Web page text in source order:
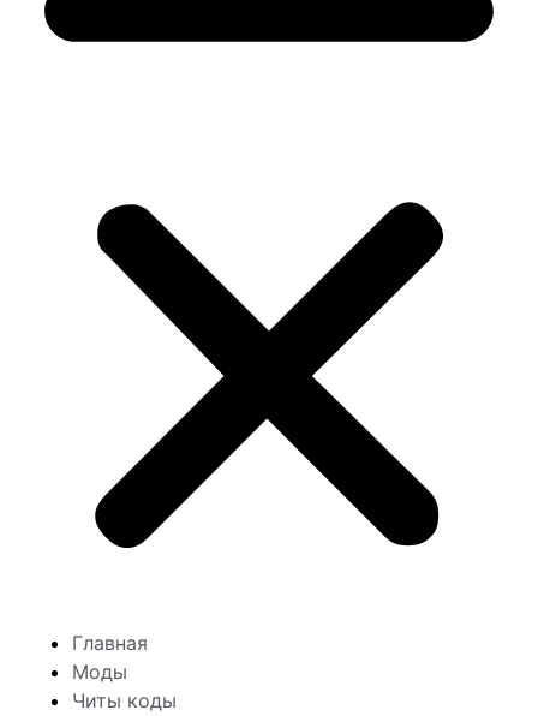
Главная
Моды
Читы коды